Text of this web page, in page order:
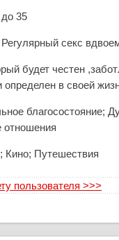
35
секс
будет честен
определен в своей
благосостояние;
отношения
Кино; Путешествия
пользователя >>>